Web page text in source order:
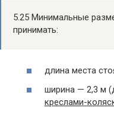
5.25 Минимальные
принимать:
длина места
ширина — 2,3 м (
креслами-